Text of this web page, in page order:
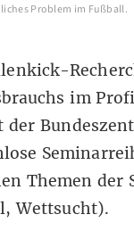
Problem im Fußball.
im
der
Themen der
Wettsucht).